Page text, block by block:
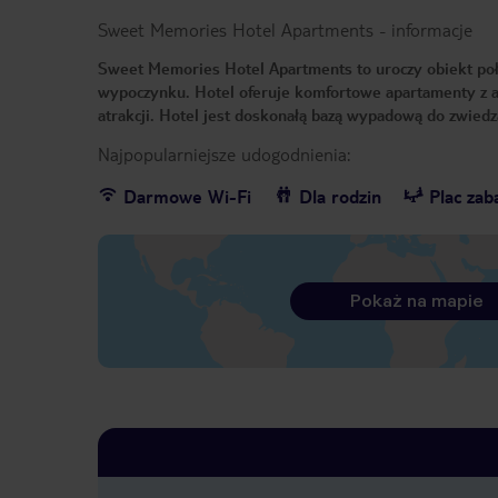
Sweet Memories Hotel Apartments - informacje
Sweet Memories Hotel Apartments to uroczy obiekt
wypoczynku. Hotel oferuje komfortowe apartamenty z
atrakcji. Hotel jest doskonałą bazą wypadową do
Najpopularniejsze udogodnienia:
Darmowe Wi-Fi
Dla rodzin Plac
Pokaż na mapie